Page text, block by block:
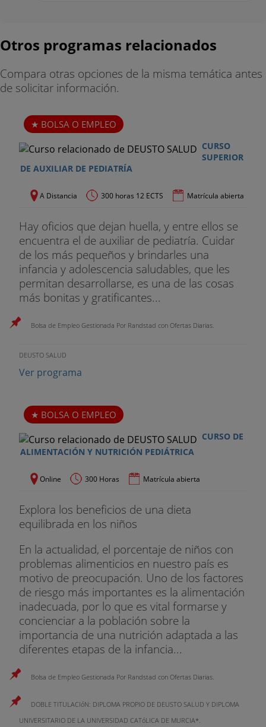
Otros programas relacionados
Compara otras opciones de la misma temática antes
de solicitar información.
BOLSA O EMPLEO
CURSO
SUPERIOR
DE AUXILIAR DE PEDIATRÍA
A Distancia 300 horas 12 ECTS Matrícula abierta
Hay oficios que dejan huella, y entre ellos se
encuentra el de auxiliar de pediatría. Cuidar
de los más pequeños y brindarles una
infancia y adolescencia saludables, que les
permitan desarrollarse, es una de las cosas
más bonitas y gratificantes...
Bolsa de Empleo Gestionada Por Randstad con Ofertas Diarias.
DEUSTO SALUD
Ver programa
BOLSA O EMPLEO
CURSO DE
ALIMENTACIÓN Y NUTRICIÓN PEDIÁTRICA
Online 300 Horas Matrícula abierta
Explora los beneficios de una dieta
equilibrada en los niños
En la actualidad, el porcentaje de niños con
problemas alimenticios en nuestro país es
motivo de preocupación. Uno de los factores
de riesgo más importantes es la alimentación
inadecuada, por lo que es vital formarse y
concienciar a la población sobre la
importancia de una nutrición adaptada a las
diferentes etapas de la infancia...
Bolsa de Empleo Gestionada Por Randstad con Ofertas Diarias.
DOBLE TITULACIóN: DIPLOMA PROPIO DE DEUSTO SALUD Y DIPLOMA
UNIVERSITARIO DE LA UNIVERSIDAD CATóLICA DE MURCIA*.